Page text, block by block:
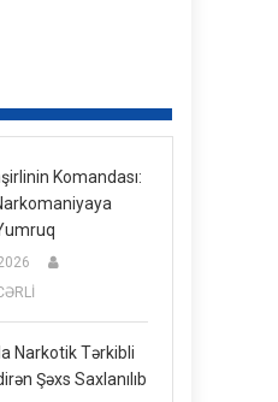
Komandası:
Narkotik Tərkibli
Şəxs Saxlanılıb